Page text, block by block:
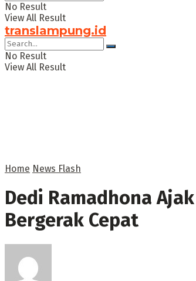
No Result
View All Result
translampung.id
No Result
View All Result
Home News Flash
Dedi Ramadhona
Bergerak Cepat